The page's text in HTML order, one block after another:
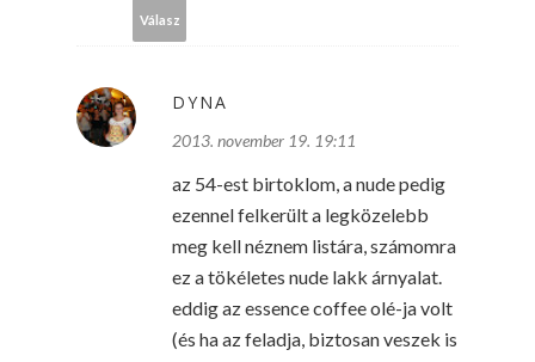
Válasz
DYNA
2013. november 19. 19:11
az 54-est birtoklom, a nude pedig
ezennel felkerült a legközelebb
meg kell néznem listára, számomra
ez a tökéletes nude lakk árnyalat.
eddig az essence coffee olé-ja volt
(és ha az feladja, biztosan veszek is